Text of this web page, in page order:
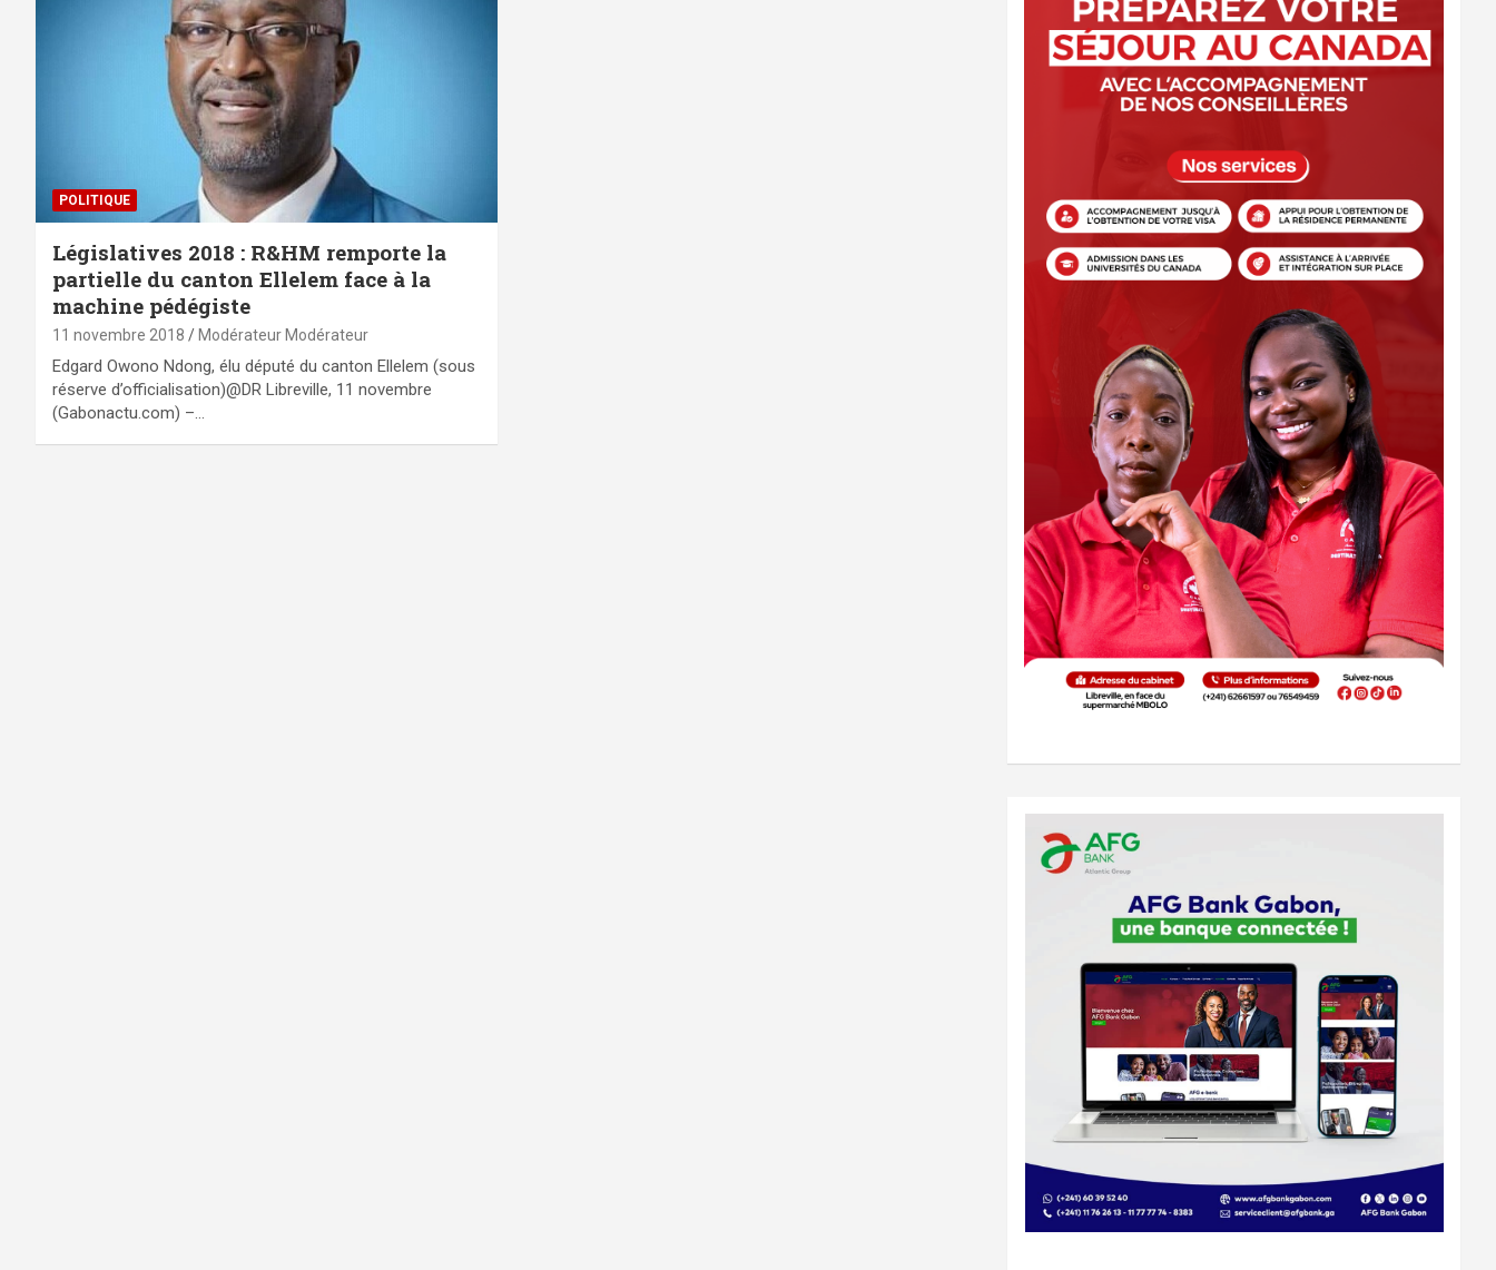
POLITIQUE
Législatives 2018 : R&HM remporte la
partielle du canton Ellelem face à la
machine pédégiste
11 novembre 2018 Modérateur Modérateur
Edgard Owono Ndong, élu député du canton Ellelem (sous
réserve d’officialisation)@DR Libreville, 11 novembre
(Gabonactu.com) –…